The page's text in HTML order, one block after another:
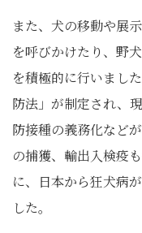
また、犬の移動や展
を呼びかけたり、野
を積極的に行いまし
防法」が制定され、
防接種の義務化など
の捕獲、輸出入検疫
に、日本から狂犬病
した。